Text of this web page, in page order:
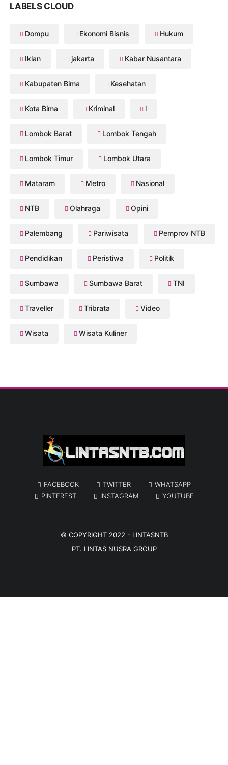
LABELS CLOUD
Dompu Ekonomi Bisnis Hukum
Iklan jakarta Kabar Nusantara
Kabupaten Bima Kesehatan
Kota Bima Kriminal l
Lombok Barat Lombok Tengah
Lombok Timur Lombok Utara
Mataram Metro Nasional
NTB Olahraga Opini
Palembang Pariwisata Pemprov NTB
Pendidikan Peristiwa Politik
Sumbawa Sumbawa Barat TNI
Traveller Tribrata Video
Wisata Wisata Kuliner
FACEBOOK TWITTER
WHATSAPP
PINTEREST
INSTAGRAM YOUTUBE
© COPYRIGHT 2022 - LINTASNTB
PT. LINTAS NUSRA GROUP